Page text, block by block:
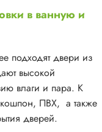
в ванную и
подходят двери из
высокой
влаги и пара. К
ПВХ, а также
дверей.